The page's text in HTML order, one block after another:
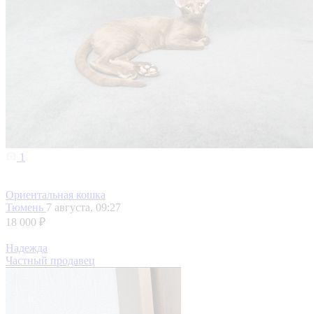
1
Ориентальная кошка
Тюмень 7 августа, 09:27
18 000 ₽
Надежда
Частный продавец